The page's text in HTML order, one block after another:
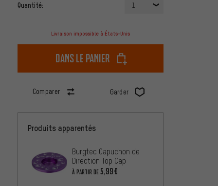
Quantité: 1
Livraison impossible à États-Unis
dans le panier
Comparer Garder
Produits apparentés
Burgtec Capuchon de
Direction Top Cap
À PARTIR DE 5,99€